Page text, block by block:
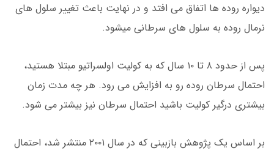
دیواره روده ها اتفاق می افتد و در نهایت باعث تغییر سلول های
نرمال روده به سلول های سرطانی میشود.
پس از حدود ۸ تا ۱۰ سال که به کولیت اولسراتیو مبتلا هستید،
احتمال سرطان روده رو به افزایش می رود. هر چه مدت زمان
بیشتری درگیر کولیت باشید احتمال سرطان نیز بیشتر می شود.
بر اساس یک پژوهش بازبینی که در سال ۲۰۰۱ منتشر شد، احتمال